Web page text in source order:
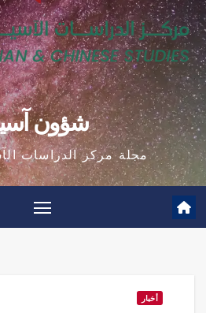
شؤون
مجلة مركز الدراسات
أخبار